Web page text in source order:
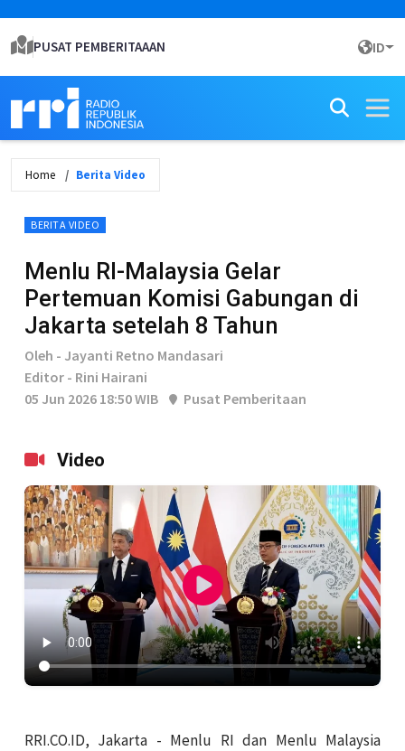
PUSAT PEMBERITAAAN ID
Home Berita Video
BERITA VIDEO
Menlu RI-Malaysia Gelar
Pertemuan Komisi Gabungan di
Jakarta setelah 8 Tahun
Oleh - Jayanti Retno Mandasari
Editor - Rini Hairani
05 Jun 2026 18:50 WIB
Pusat Pemberitaan
Video
RRI.CO.ID, Jakarta - Menlu RI dan Menlu Malaysia